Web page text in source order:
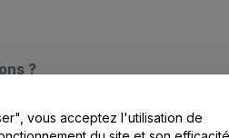
?
/ Nous contacter
vous acceptez l'utilisation de